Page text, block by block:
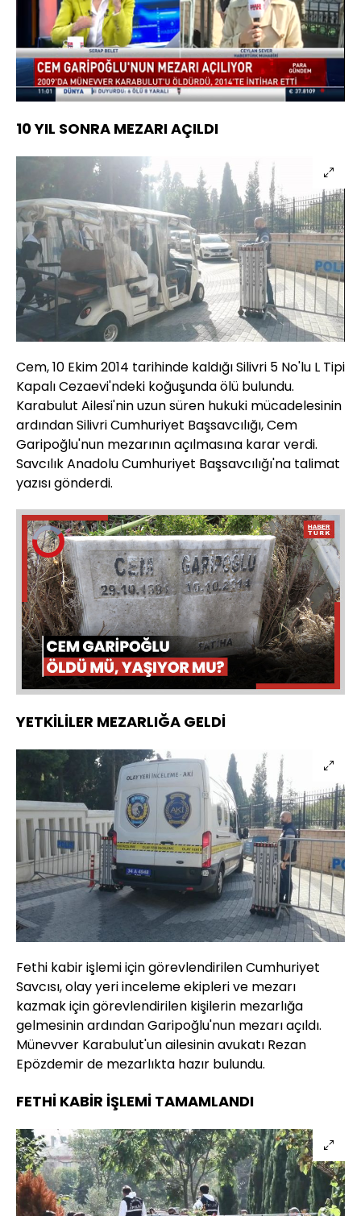
Sesi
Aç
Yüklendi:
12.35%
Oynatma
Hızı
10 YIL SONRA MEZARI AÇILDI
Cem, 10 Ekim 2014 tarihinde kaldığı Silivri 5 No'lu L Tipi
Kapalı Cezaevi'ndeki koğuşunda ölü bulundu.
Karabulut Ailesi'nin uzun süren hukuki mücadelesinin
ardından Silivri Cumhuriyet Başsavcılığı, Cem
Garipoğlu'nun mezarının açılmasına karar verdi.
Savcılık Anadolu Cumhuriyet Başsavcılığı'na talimat
yazısı gönderdi.
Video
Oynatıcısı
yükleniyor.
Aç
Yüklendi:
Oynatma
Hızı
YETKİLİLER MEZARLIĞA GELDİ
Fethi kabir işlemi için görevlendirilen Cumhuriyet
Savcısı, olay yeri inceleme ekipleri ve mezarı
kazmak için görevlendirilen kişilerin mezarlığa
gelmesinin ardından Garipoğlu'nun mezarı açıldı.
Münevver Karabulut'un ailesinin avukatı Rezan
Epözdemir de mezarlıkta hazır bulundu.
FETHİ KABİR İŞLEMİ TAMAMLANDI